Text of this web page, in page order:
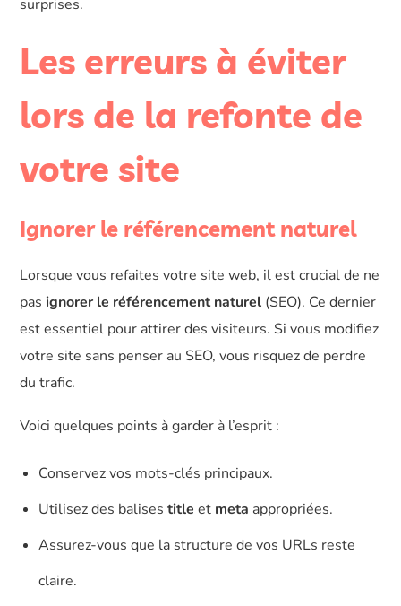
surprises.
Les erreurs à éviter
lors de la refonte de
votre site
Ignorer le référencement naturel
Lorsque vous refaites votre site web, il est crucial de ne
pas ignorer le référencement naturel (SEO). Ce dernier
est essentiel pour attirer des visiteurs. Si vous modifiez
votre site sans penser au SEO, vous risquez de perdre
du trafic.
Voici quelques points à garder à l’esprit :
Conservez vos mots-clés principaux.
Utilisez des balisestitle et meta appropriées.
Assurez-vous que la structure de vos URLs reste
claire.